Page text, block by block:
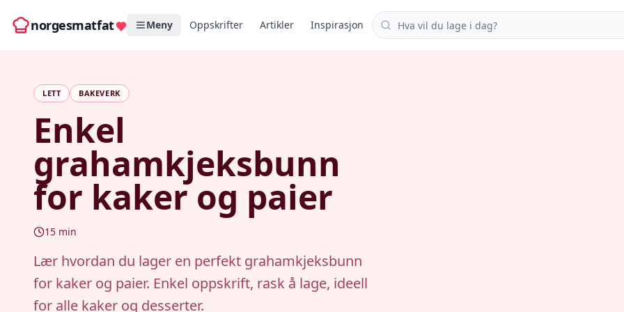
norgesmatfat Meny Oppskrifter Artikler Inspirasjon Søk i oppskrifter
LETT BAKEVERK
Enkel
grahamkjeksbunn
for kaker og paier
15 min
Lær hvordan du lager en perfekt grahamkjeksbunn
for kaker og paier. Enkel oppskrift, rask å lage, ideell
for alle kaker og desserter.